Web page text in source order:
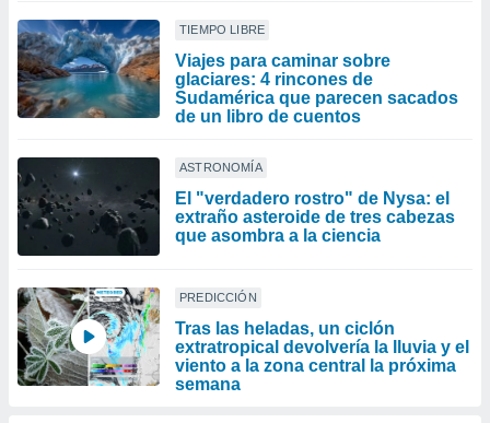
TIEMPO LIBRE
Viajes para caminar sobre
glaciares: 4 rincones de
Sudamérica que parecen sacados
de un libro de cuentos
ASTRONOMÍA
El "verdadero rostro" de Nysa: el
extraño asteroide de tres cabezas
que asombra a la ciencia
PREDICCIÓN
Tras las heladas, un ciclón
extratropical devolvería la lluvia y el
viento a la zona central la próxima
semana